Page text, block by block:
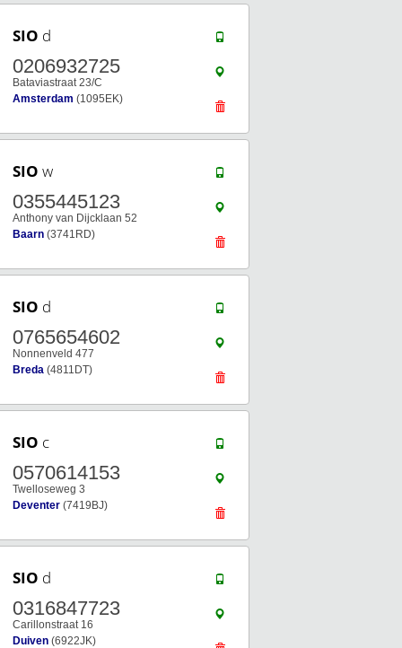
SIO d
0206932725
Bataviastraat 23/C
Amsterdam (1095EK)
SIO w
0355445123
Anthony van Dijcklaan 52
Baarn (3741RD)
SIO d
0765654602
Nonnenveld 477
Breda (4811DT)
SIO c
0570614153
Twelloseweg 3
Deventer (7419BJ)
SIO d
0316847723
Carillonstraat 16
Duiven (6922JK)